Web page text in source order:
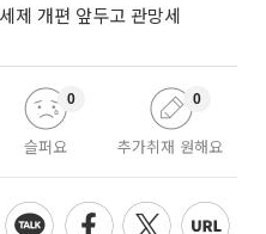
제 개편 앞두고 관망세
슬퍼요
0
추가취재 원해요
0